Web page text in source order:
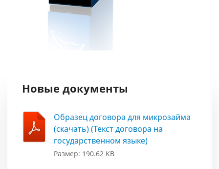
Новые документы
Образец договора для микрозайма
(скачать) (Текст договора на
государственном языке)
Размер: 190.62 KB